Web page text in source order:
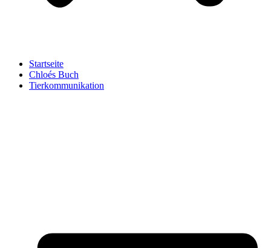
Startseite
Chloés Buch
Tierkommunikation